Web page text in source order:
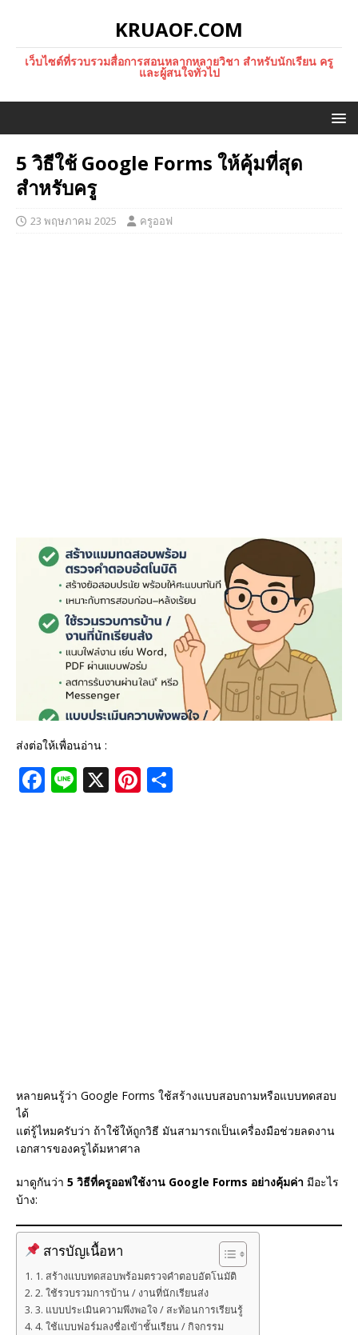
KRUAOF.COM
เว็บไซต์ที่รวบรวมสื่อการสอนหลากหลายวิชา สำหรับนักเรียน ครู
และผู้สนใจทั่วไป
5 วิธีใช้ Google Forms ให้คุ้มที่สุด
สำหรับครู
23 พฤษภาคม 2025 ครูออฟ
ส่งต่อให้เพื่อนอ่าน :
F Li X Pi
หลายคนรู้ว่า Google Forms ใช้สร้างแบบสอบถามหรือแบบทดสอบ
ได้
แต่รู้ไหมครับว่า ถ้าใช้ให้ถูกวิธี มันสามารถเป็นเครื่องมือช่วยลดงาน
เอกสารของครูได้มหาศาล
มาดูกันว่า 5 วิธีที่ครูออฟใช้งาน Google Forms อย่างคุ้มค่า มีอะไร
บ้าง:
สารบัญเนื้อหา
1. สร้างแบบทดสอบพร้อมตรวจคำตอบอัตโนมัติ
2. ใช้รวบรวมการบ้าน / งานที่นักเรียนส่ง
3. แบบประเมินความพึงพอใจ / สะท้อนการเรียนรู้
4. ใช้แบบฟอร์มลงชื่อเข้าชั้นเรียน / กิจกรรม